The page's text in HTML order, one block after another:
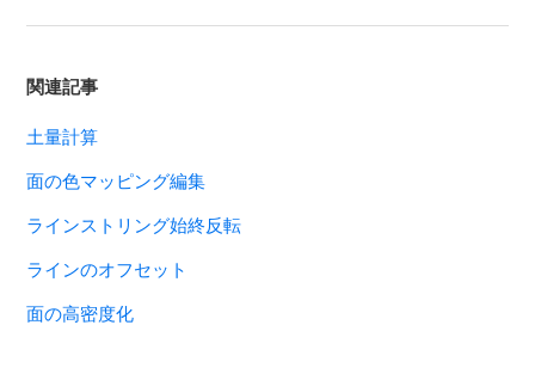
関連記事
土量計算
面の色マッピング編集
ラインストリング始終反転
ラインのオフセット
面の高密度化